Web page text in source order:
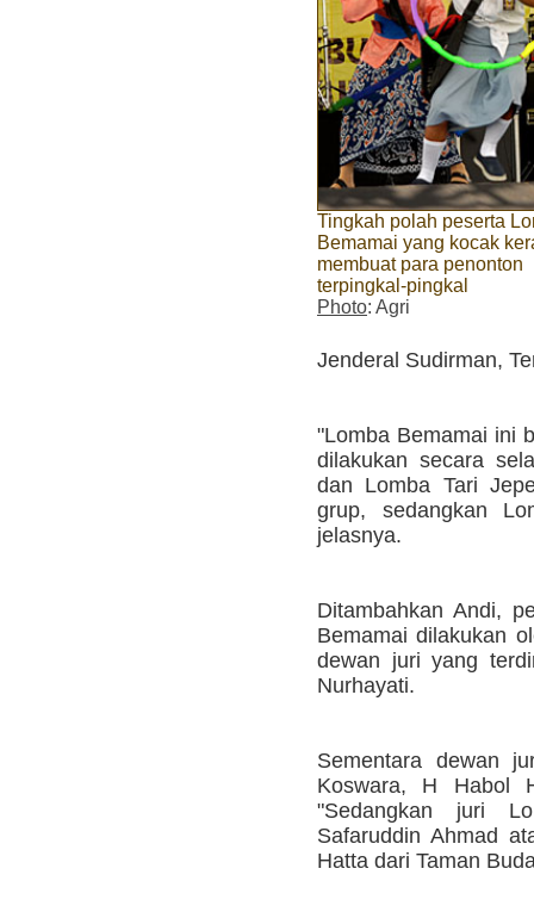
Tingkah polah peserta
Bemamai yang kocak
membuat para penonton
terpingkal-pingkal
Photo: Agri
Jenderal Sudirman,
"Lomba Bemamai ini
dilakukan secara
dan Lomba Tari
grup, sedangkan
jelasnya.
Ditambahkan Andi,
Bemamai dilakukan
dewan juri yang
Nurhayati.
Sementara dewan
Koswara, H Habol
"Sedangkan juri
Safaruddin Ahmad
Hatta dari Taman